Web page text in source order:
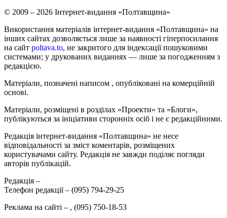
© 2009 – 2026 Інтернет-видання «Полтавщина»
Використання матеріалів інтернет-видання «Полтавщина» на
інших сайтах дозволяється лише за наявності гіперпосилання
на сайт poltava.to, не закритого для індексації пошуковими
системами; у друкованих виданнях — лише за погодженням з
редакцією.
Матеріали, позначені написом , опубліковані на комерційній
основі.
Матеріали, розміщені в розділах «Проекти» та «Блоги»,
публікуються за ініціативи сторонніх осіб і не є редакційними.
Редакція інтернет-видання «Полтавщина» не несе
відповідальності за зміст коментарів, розміщених
користувачами сайту. Редакція не завжди поділяє погляди
авторів публікацій.
Редакція –
Телефон редакції – (095) 794-29-25
Реклама на сайті – , (095) 750-18-53